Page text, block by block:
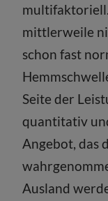
mittlerweile
schon fast
Seite der
quantitativ
Angebot, das
Ausland